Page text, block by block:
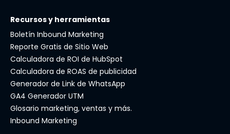
Recursos y herramientas
Boletín Inbound Marketing
Reporte Gratis de Sitio Web
Calculadora de ROI de HubSpot
Calculadora de ROAS de publicidad
Generador de Link de WhatsApp
GA4 Generador UTM
Glosario marketing, ventas y más.
Inbound Marketing